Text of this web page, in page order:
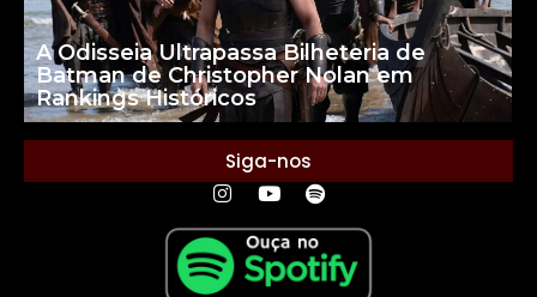
A Odisseia Ultrapassa Bilheteria de
Batman de Christopher Nolan em
Rankings Históricos
Siga-nos